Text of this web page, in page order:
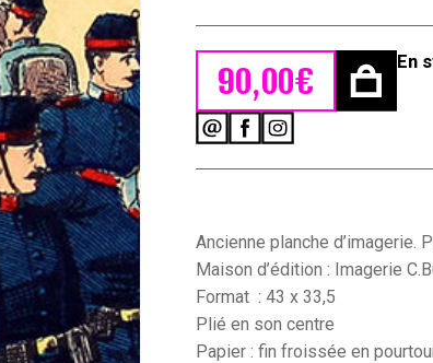
90,00€ En
Wissembourg
-
C.Burckardt
-
Guerre
de
Ancienne planche d’imagerie.
Maison d’édition : Imagerie
Format : 43 x 33,5
Plié en son centre
Papier : fin froissée en